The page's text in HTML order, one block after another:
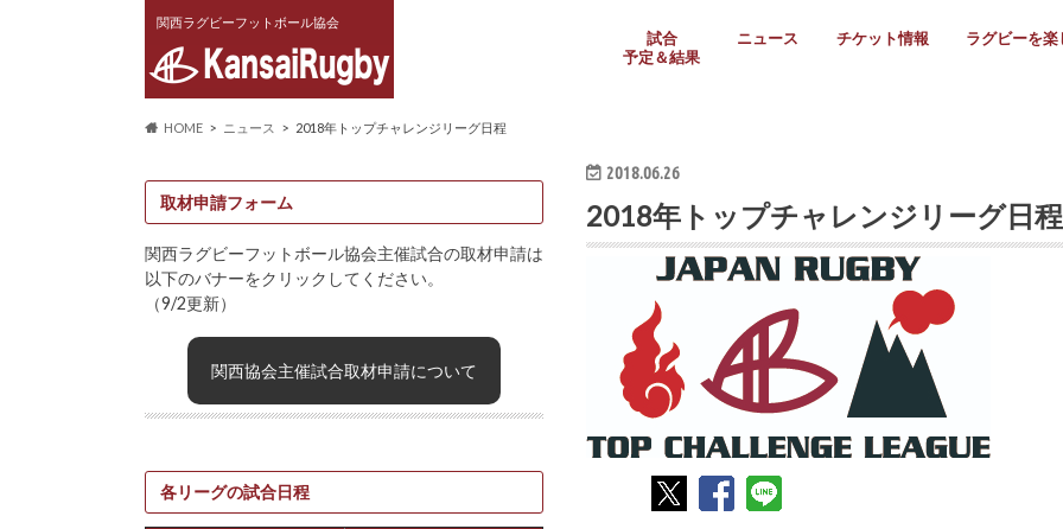
関西ラグビーフットボール協会
試合
予定＆結果
ニュース チケット情報 ラグビーを楽
HOME ニュース 2018年トップチャレンジリーグ日程
2018.06.26
2018年トップチャレンジリーグ日程
取材申請フォーム
関西ラグビーフットボール協会主催試合の取材申請は
以下のバナーをクリックしてください。
（9/2更新）
関西協会主催試合取材申請について
各リーグの試合日程